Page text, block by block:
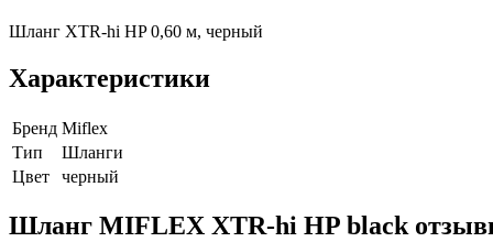
Шланг XTR-hi HP 0,60 м, черный
Характеристики
Бренд Miflex
Тип
Шланги
Цвет
черный
Шланг MIFLEX XTR-hi HP black